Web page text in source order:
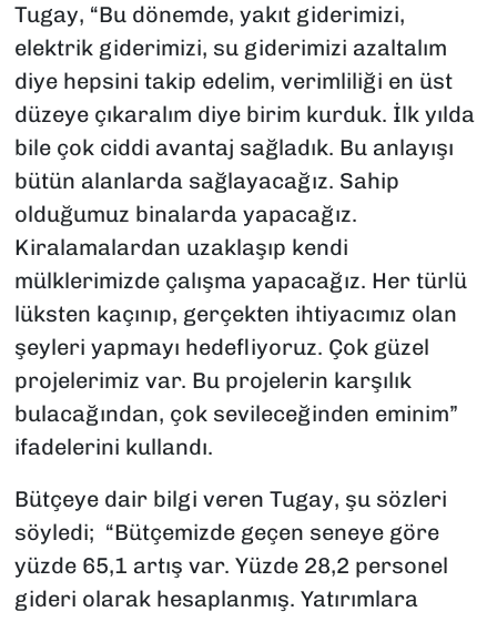
Tugay, “Bu dönemde, yakıt giderimizi,
elektrik giderimizi, su giderimizi azaltalım
diye hepsini takip edelim, verimliliği en üst
düzeye çıkaralım diye birim kurduk. İlk yılda
bile çok ciddi avantaj sağladık. Bu anlayışı
bütün alanlarda sağlayacağız. Sahip
olduğumuz binalarda yapacağız.
Kiralamalardan uzaklaşıp kendi
mülklerimizde çalışma yapacağız. Her türlü
lüksten kaçınıp, gerçekten ihtiyacımız olan
şeyleri yapmayı hedefliyoruz. Çok güzel
projelerimiz var. Bu projelerin karşılık
bulacağından, çok sevileceğinden eminim”
ifadelerini kullandı.
Bütçeye dair bilgi veren Tugay, şu sözleri
söyledi; “Bütçemizde geçen seneye göre
yüzde 65,1 artış var. Yüzde 28,2 personel
gideri olarak hesaplanmış. Yatırımlara